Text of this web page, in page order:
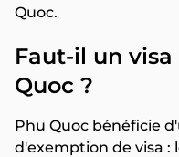
Quoc.
Faut-il un
Quoc ?
Phu Quoc bénéficie
d'exemption de visa :